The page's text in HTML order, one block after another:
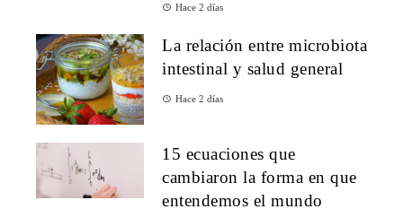
Hace 2 días
La relación entre microbiota
intestinal y salud general
Hace 2 días
15 ecuaciones que
cambiaron la forma en que
entendemos el mundo